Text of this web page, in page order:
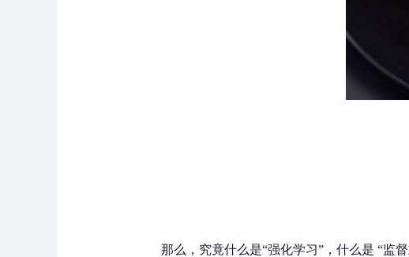
那么，究竟什么是“强化学习”，什么是 “监